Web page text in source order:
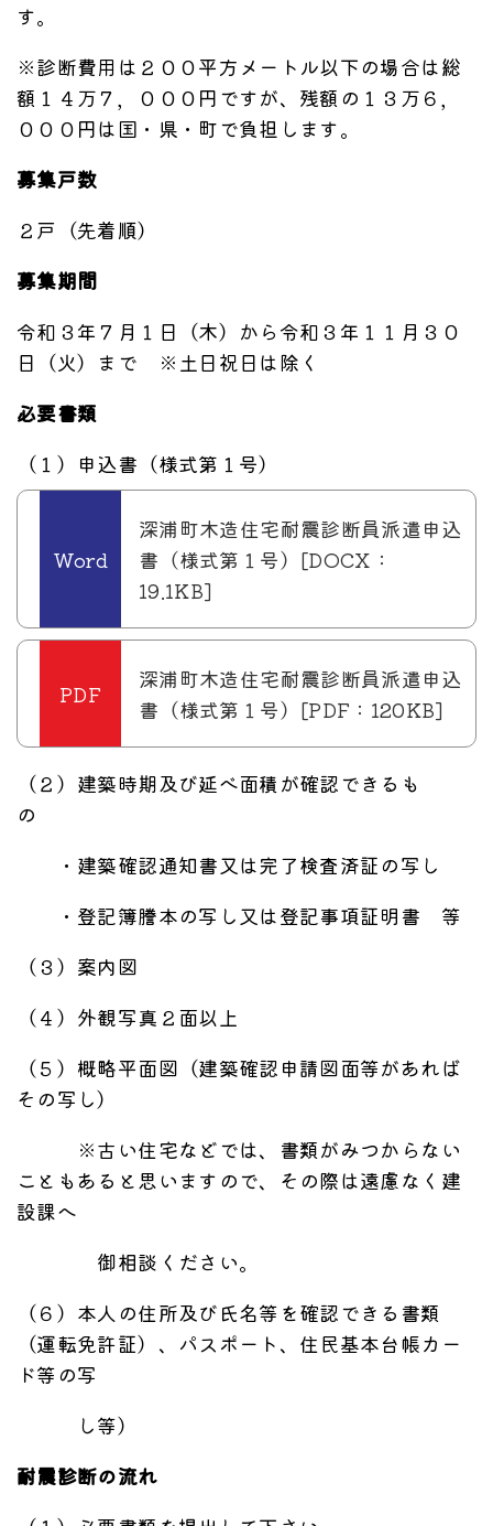
す。
※診断費用は２００平方メートル以下の場合は総
額１４万７，０００円ですが、残額の１３万６，
０００円は国・県・町で負担します。
募集戸数
２戸（先着順）
募集期間
令和３年７月１日（木）から令和３年１１月３０
日（火）まで ※土日祝日は除く
必要書類
（１）申込書（様式第１号）
深浦町木造住宅耐震診断員派遣申込
書（様式第１号）[DOCX：
19.1KB]
深浦町木造住宅耐震診断員派遣申込
書（様式第１号）[PDF：120KB]
（２）建築時期及び延べ面積が確認できるも
の
・建築確認通知書又は完了検査済証の写し
・登記簿謄本の写し又は登記事項証明書 等
（３）案内図
（４）外観写真２面以上
（５）概略平面図（建築確認申請図面等があれば
その写し）
※古い住宅などでは、書類がみつからない
こともあると思いますので、その際は遠慮なく建
設課へ
御相談ください。
（６）本人の住所及び氏名等を確認できる書類
（運転免許証）、パスポート、住民基本台帳カー
ド等の写
し等）
耐震診断の流れ